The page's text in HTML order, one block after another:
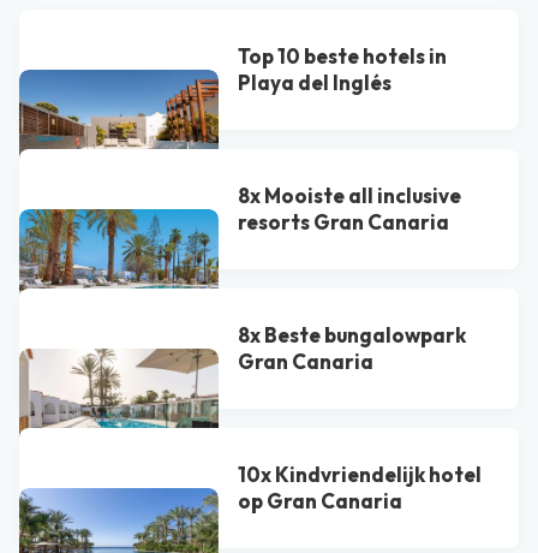
Top 10 beste hotels in
Playa del Inglés
8x Mooiste all inclusive
resorts Gran Canaria
8x Beste bungalowpark
Gran Canaria
10x Kindvriendelijk hotel
op Gran Canaria